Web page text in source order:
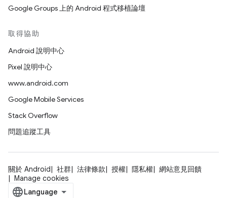
Google Groups 上的 Android 程式移植論壇
取得協助
Android 說明中心
Pixel 說明中心
www.android.com
Google Mobile Services
Stack Overflow
問題追蹤工具
關於 Android 社群 法律條款 授權 隱私權
網站意見回饋
Manage cookies